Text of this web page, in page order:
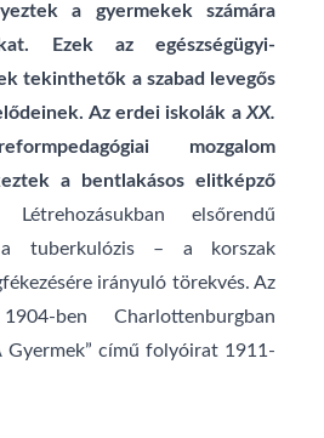
a gyermekek számára
Ezek az egészségügyi-
tekinthetők a szabad levegős
Az erdei iskolák a XX.
reformpedagógiai mozgalom
a bentlakásos elitképző
Létrehozásukban elsőrendű
tuberkulózis – a korszak
irányuló törekvés. Az
ben Charlottenburgban
Gyermek” című folyóirat 1911-